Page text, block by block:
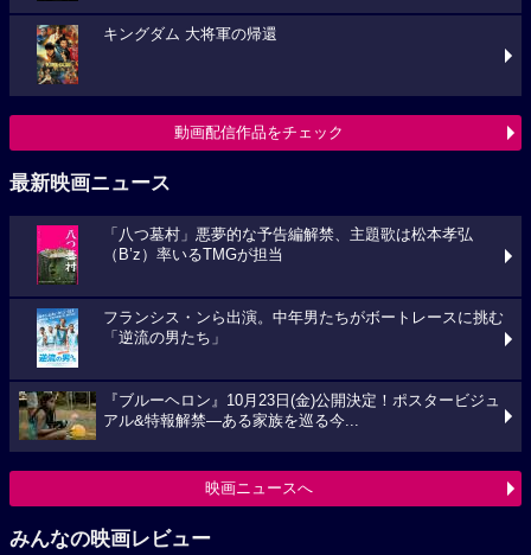
キングダム 大将軍の帰還
動画配信作品をチェック
最新映画ニュース
「八つ墓村」悪夢的な予告編解禁、主題歌は松本孝弘
（B’z）率いるTMGが担当
フランシス・ンら出演。中年男たちがボートレースに挑む
「逆流の男たち」
『ブルーヘロン』10月23日(金)公開決定！ポスタービジュ
アル&特報解禁―ある家族を巡る今...
映画ニュースへ
みんなの映画レビュー